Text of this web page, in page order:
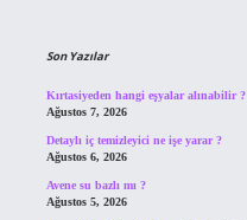
Son Yazılar
Kırtasiyeden hangi eşyalar alınabilir ?
Ağustos 7, 2026
Detaylı iç temizleyici ne işe yarar ?
Ağustos 6, 2026
Avene su bazlı mı ?
Ağustos 5, 2026